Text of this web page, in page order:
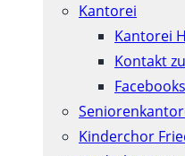
Kantorei
Kantorei
Kontakt
Kinderchor